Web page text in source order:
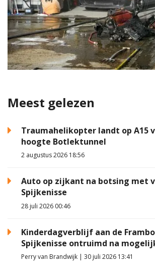
Meest gelezen
Traumahelikopter landt op A15
hoogte Botlektunnel
2 augustus 2026 18:56
Auto op zijkant na botsing met
Spijkenisse
28 juli 2026 00:46
Kinderdagverblijf aan de
Spijkenisse ontruimd na
Perry van Brandwijk | 30 juli 2026 13:41